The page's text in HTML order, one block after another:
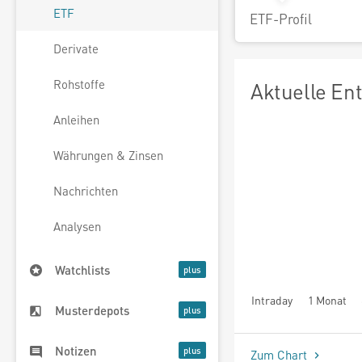
ETF
Derivate
Rohstoffe
Anleihen
Währungen & Zinsen
Nachrichten
Analysen
Watchlists
Musterdepots
Notizen
ETF-Profil
Aktuelle
Intraday 1 Monat
seit Beginn
Zum Chart